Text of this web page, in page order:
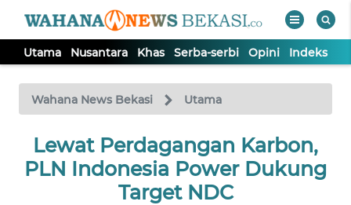
Utama Nusantara Khas Serba-serbi Opini Indeks
Wahana News Bekasi Utama
Lewat Perdagangan Karbon,
PLN Indonesia Power Dukung
Target NDC
TV
Tutup
UTAMA